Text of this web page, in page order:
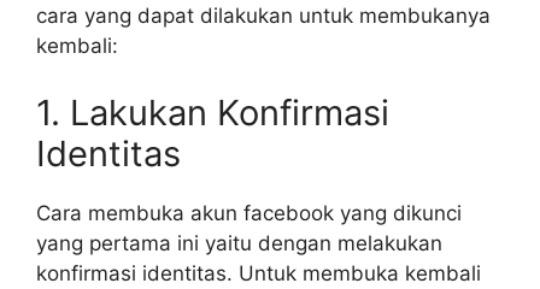
cara yang dapat dilakukan untuk membukanya
kembali:
1. Lakukan Konfirmasi
Identitas
Cara membuka akun facebook yang dikunci
yang pertama ini yaitu dengan melakukan
konfirmasi identitas. Untuk membuka kembali